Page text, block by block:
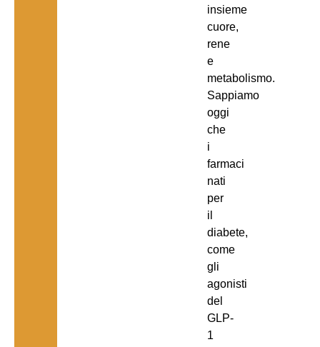
insieme
cuore,
rene
e
metabolismo.
Sappiamo
oggi
che
i
farmaci
nati
per
il
diabete,
come
gli
agonisti
del
GLP-
1